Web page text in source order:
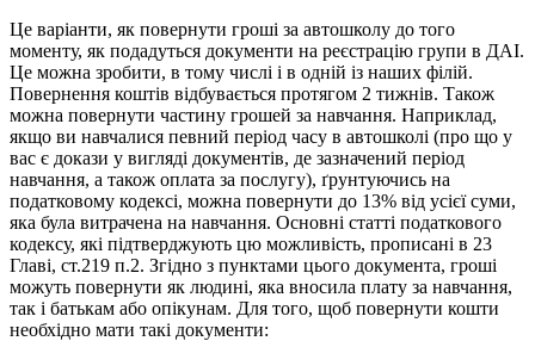
Це варіанти, як повернути гроші за автошколу до того
моменту, як подадуться документи на реєстрацію групи в ДАІ.
Це можна зробити, в тому числі і в одній із наших філій.
Повернення коштів відбувається протягом 2 тижнів. Також
можна повернути частину грошей за навчання. Наприклад,
якщо ви навчалися певний період часу в автошколі (про що у
вас є докази у вигляді документів, де зазначений період
навчання, а також оплата за послугу), ґрунтуючись на
податковому кодексі, можна повернути до 13% від усієї суми,
яка була витрачена на навчання. Основні статті податкового
кодексу, які підтверджують цю можливість, прописані в 23
Главі, ст.219 п.2. Згідно з пунктами цього документа, гроші
можуть повернути як людині, яка вносила плату за навчання,
так і батькам або опікунам. Для того, щоб повернути кошти
необхідно мати такі документи: